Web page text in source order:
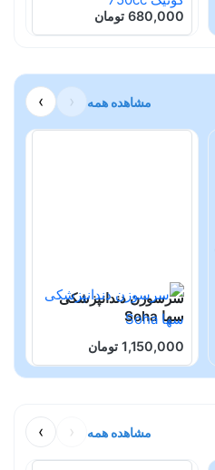
680,000 تومان
مشاهده همه ‹
›
سرسوزن دندانپزشکی
سها Soha
1,150,000 تومان
مشاهده همه ‹
›